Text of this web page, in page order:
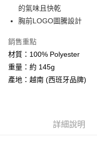
大哥付你分期
相關說明
1.本服務由台灣大哥大提供，
流程，驗證手機門號後，選擇
成交易。
3.實際核准額度、可分期數及
4.訂單成立30分鐘內，如未前
1.分期款項不併入電信帳單，
AFTEE先享後付
相關說明
AFTEE先享後付是「在收到商
便利好安心！
【「AFTEE先享後付」結帳流程
ATM付款
的氣味且快乾
胸前LOGO圖騰設計
銷售重點
材質：100% Polyester
重量：約 145g
產地：越南 (西班牙品牌)
詳細說明